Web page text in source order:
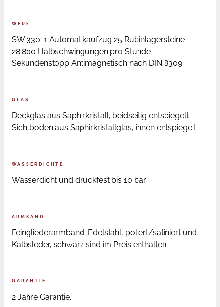
WERK
SW 330-1 Automatikaufzug 25 Rubinlagersteine
28.800 Halbschwingungen pro Stunde
Sekundenstopp Antimagnetisch nach DIN 8309
GLAS
Deckglas aus Saphirkristall, beidseitig entspiegelt
Sichtboden aus Saphirkristallglas, innen entspiegelt
WASSERDICHTE
Wasserdicht und druckfest bis 10 bar
ARMBAND
Feingliederarmband; Edelstahl, poliert/satiniert und
Kalbsleder, schwarz sind im Preis enthalten
GARANTIE
2 Jahre Garantie.